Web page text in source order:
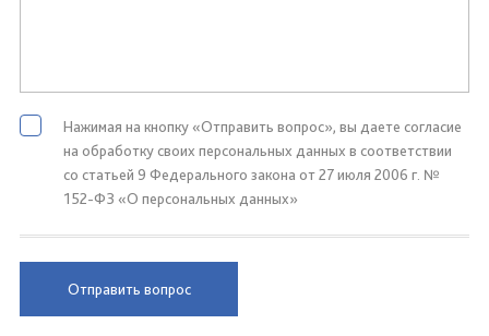
Нажимая на кнопку «Отправить вопрос», вы даете согласие
на обработку своих персональных данных в соответствии
со статьей 9 Федерального закона от 27 июля 2006 г. №
152-ФЗ «О персональных данных»
Отправить вопрос